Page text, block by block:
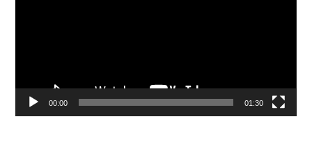
00:00 01:30